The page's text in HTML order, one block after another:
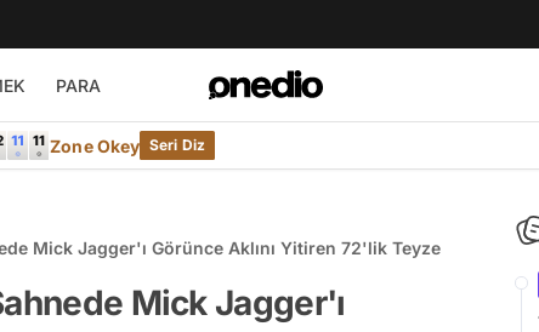
PARA
Zone Okey Seri Diz
Mick Jagger'ı Görünce Aklını Yitiren 72'lik Teyze
Mick Jagger'ı